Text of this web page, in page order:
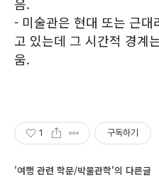
- 미술관은 현대 또는 근대
고 있는데 그 시간적 경계
움.
1 구독하기
'여행 관련 학문/박물관학'의 다른글